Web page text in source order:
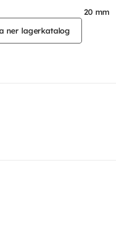
20 mm
ner lagerkatalog